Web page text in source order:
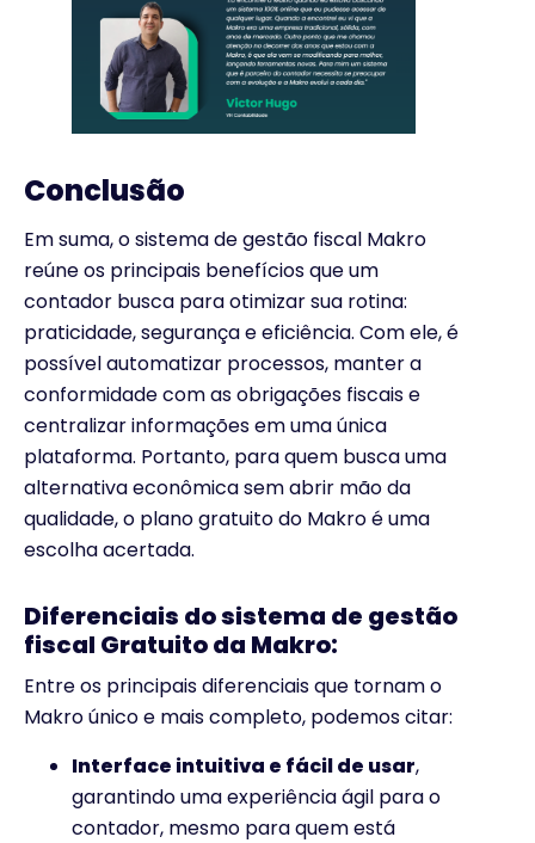
Conclusão
Em suma, o sistema de gestão fiscal Makro
reúne os principais benefícios que um
contador busca para otimizar sua rotina:
praticidade, segurança e eficiência. Com ele, é
possível automatizar processos, manter a
conformidade com as obrigações fiscais e
centralizar informações em uma única
plataforma. Portanto, para quem busca uma
alternativa econômica sem abrir mão da
qualidade, o plano gratuito do Makro é uma
escolha acertada.
Diferenciais do sistema de gestão
fiscal Gratuito da Makro:
Entre os principais diferenciais que tornam o
Makro único e mais completo, podemos citar:
Interface intuitiva e fácil de usar,
garantindo uma experiência ágil para o
contador, mesmo para quem está